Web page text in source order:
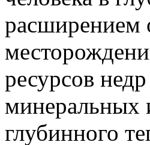
расширением
ресурсов
минеральных
глубинного